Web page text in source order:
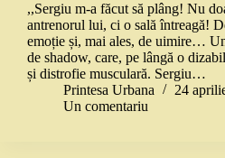
,,Sergiu m-a făcut să plâng! Nu
antrenorul lui, ci o sală întreagă!
emoție și, mai ales, de uimire…
de shadow, care, pe lângă o
și distrofie musculară. Sergiu…
Printesa Urbana
24
Un comentariu